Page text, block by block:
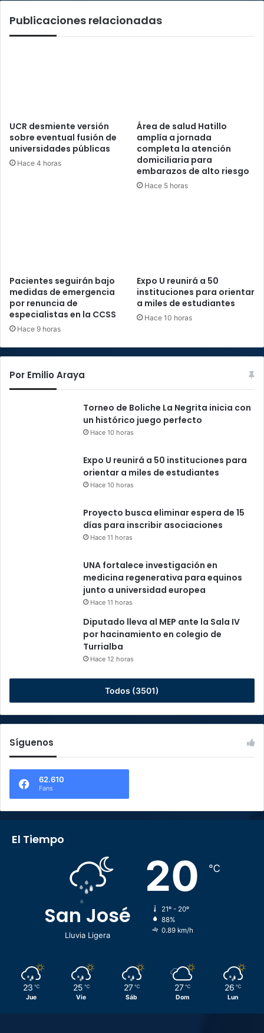
de
Publicaciones relacionadas
UCR desmiente versión
sobre eventual fusión de
universidades públicas
Hace 4 horas
Área de salud Hatillo
amplía a jornada
completa la atención
domiciliaria para
embarazos de alto riesgo
Hace 5 horas
Pacientes seguirán bajo
medidas de emergencia
por renuncia de
especialistas en la CCSS
Hace 9 horas
Expo U reunirá a 50
instituciones para orientar
a miles de estudiantes
Hace 10 horas
Por Emilio Araya
Torneo de Boliche La Negrita inicia con
un histórico juego perfecto
Hace 10 horas
Expo U reunirá a 50 instituciones para
orientar a miles de estudiantes
Hace 10 horas
Proyecto busca eliminar espera de 15
días para inscribir asociaciones
Hace 11 horas
UNA fortalece investigación en
medicina regenerativa para equinos
junto a universidad europea
Hace 11 horas
Diputado lleva al MEP ante la Sala IV
por hacinamiento en colegio de
Turrialba
Hace 12 horas
Todos (3501)
Síguenos
62.610
Fans
El Tiempo
San José
Lluvia Ligera
20 ℃
21º - 20º
88%
0.89 km/h
23 ℃
Jue
25 ℃
Vie
27 ℃
Sáb
27 ℃
Dom
26 ℃
Lun